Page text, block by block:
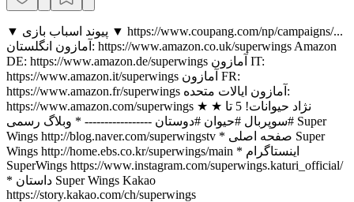
▼ پیوند اسباب بازی ▼ https://www.coupang.com/np/campaigns/...
آمازون انگلستان: https://www.amazon.co.uk/superwings Amazon
DE: https://www.amazon.de/superwings آمازون IT:
https://www.amazon.it/superwings آمازون FR:
https://www.amazon.fr/superwings آمازون ایالات متحده:
https://www.amazon.com/superwings ★ نژاد حیوانات! 5 تا ★
#سوپربال #حیوان #دوستان ----------------- * وبلاگ رسمی Super
Wings http://blog.naver.com/superwingstv * صفحه اصلی Super
Wings http://home.ebs.co.kr/superwings/main * اینستاگرام
SuperWings https://www.instagram.com/superwings.katuri_official/
* داستان Super Wings Kakao
https://story.kakao.com/ch/superwings